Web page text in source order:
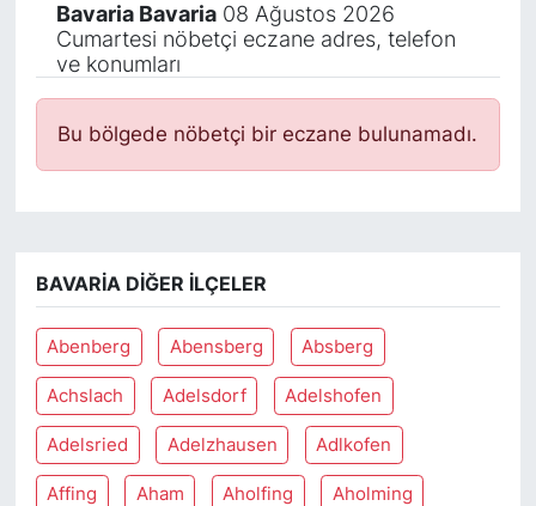
Bavaria Bavaria08 Ağustos 2026
Cumartesi nöbetçi eczane adres, telefon
ve konumları
Bu bölgede nöbetçi bir eczane bulunamadı.
BAVARIA DIĞER İLÇELER
Abenberg Abensberg Absberg
Achslach Adelsdorf Adelshofen
Adelsried Adelzhausen Adlkofen
Affing Aham Aholfing Aholming